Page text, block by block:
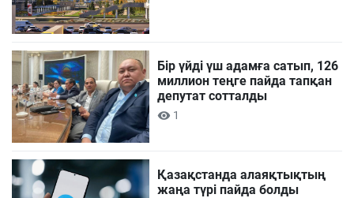
Бір үйді үш адамға сатып, 126
миллион теңге пайда тапқан
депутат сотталды
1
Қазақстанда алаяқтықтың
жаңа түрі пайда болды